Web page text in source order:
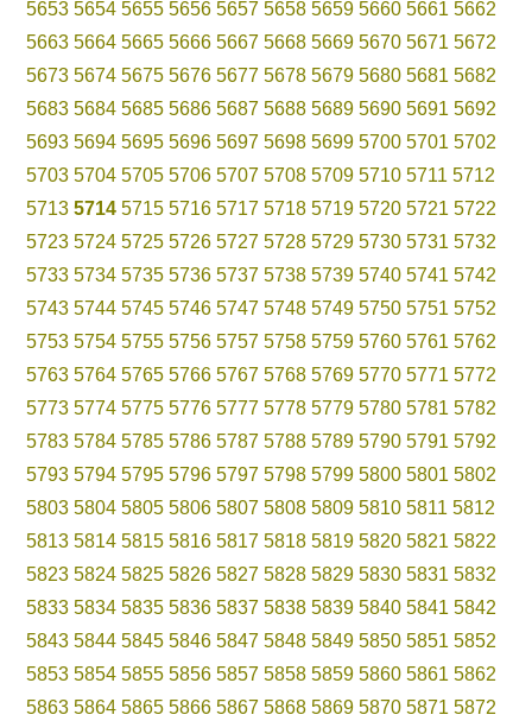
5653 5654 5655 5656 5657 5658 5659 5660 5661 5662
5663 5664 5665 5666 5667 5668 5669 5670 5671 5672
5673 5674 5675 5676 5677 5678 5679 5680 5681 5682
5683 5684 5685 5686 5687 5688 5689 5690 5691 5692
5693 5694 5695 5696 5697 5698 5699 5700 5701 5702
5703 5704 5705 5706 5707 5708 5709 5710 5711 5712
5713 5714 5715 5716 5717 5718 5719 5720 5721 5722
5723 5724 5725 5726 5727 5728 5729 5730 5731 5732
5733 5734 5735 5736 5737 5738 5739 5740 5741 5742
5743 5744 5745 5746 5747 5748 5749 5750 5751 5752
5753 5754 5755 5756 5757 5758 5759 5760 5761 5762
5763 5764 5765 5766 5767 5768 5769 5770 5771 5772
5773 5774 5775 5776 5777 5778 5779 5780 5781 5782
5783 5784 5785 5786 5787 5788 5789 5790 5791 5792
5793 5794 5795 5796 5797 5798 5799 5800 5801 5802
5803 5804 5805 5806 5807 5808 5809 5810 5811 5812
5813 5814 5815 5816 5817 5818 5819 5820 5821 5822
5823 5824 5825 5826 5827 5828 5829 5830 5831 5832
5833 5834 5835 5836 5837 5838 5839 5840 5841 5842
5843 5844 5845 5846 5847 5848 5849 5850 5851 5852
5853 5854 5855 5856 5857 5858 5859 5860 5861 5862
5863 5864 5865 5866 5867 5868 5869 5870 5871 5872